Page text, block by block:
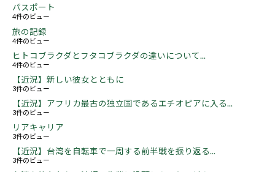
パスポート
4件のビュー
旅の記録
4件のビュー
ヒトコブラクダとフタコブラクダの違いについて...
4件のビュー
【近況】新しい彼女とともに
3件のビュー
【近況】アフリカ最古の独立国であるエチオピアに入る...
3件のビュー
リアキャリア
3件のビュー
【近況】台湾を自転車で一周する前半戦を振り返る...
3件のビュー